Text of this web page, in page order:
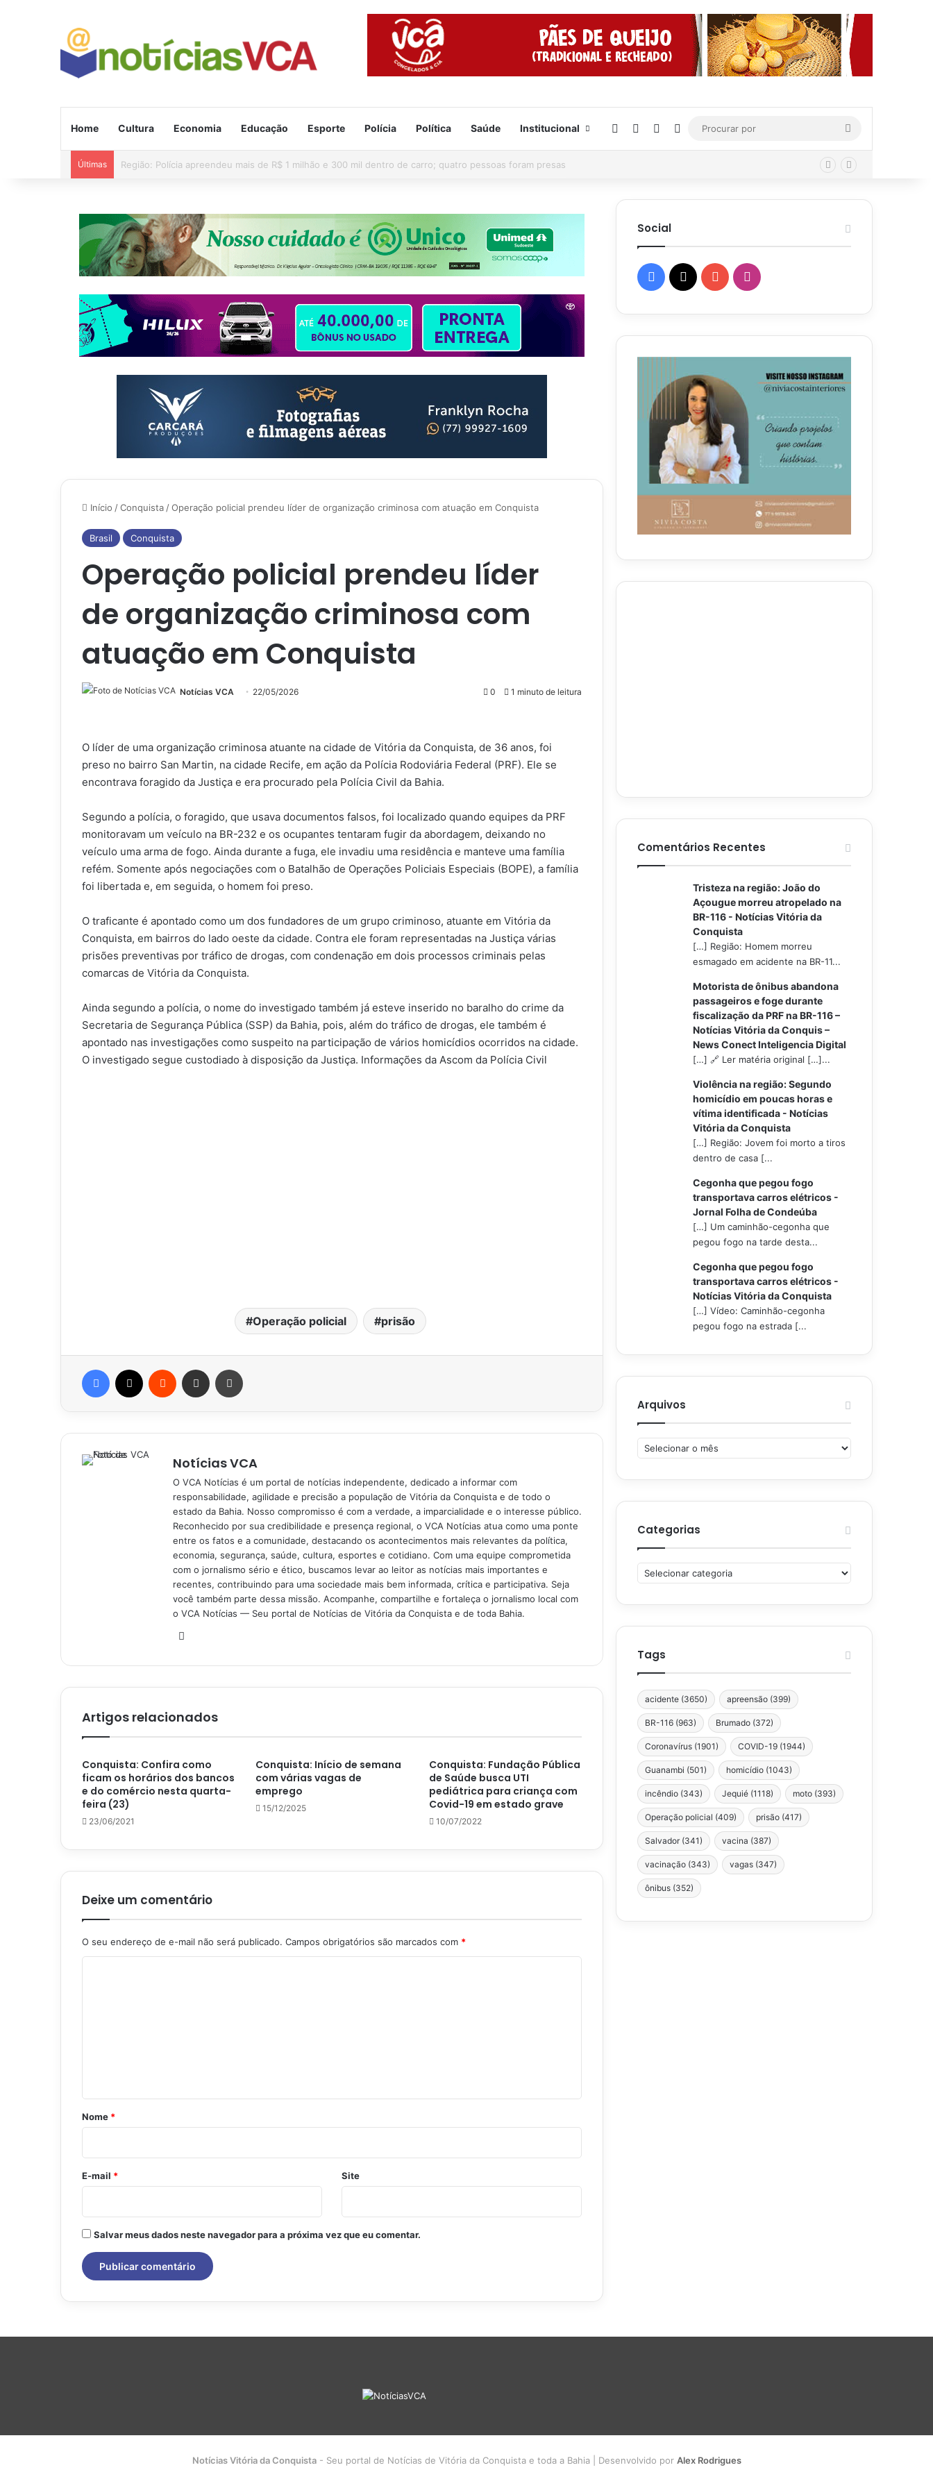
Home Cultura Economia Educação Esporte Polícia Política Saúde Institucional Facebook YouTubeInstagram
Procurar
por
Últimas Alerta de vendaval para 11 estados e ciclone já está formado
Início /Conquista /Operação policial prendeu líder de organização criminosa com atuação em Conquista
Brasil Conquista
Operação policial prendeu líder
de organização criminosa com
atuação em Conquista
Notícias VCA 22/05/2026 0 1 minuto de leitura
O líder de uma organização criminosa atuante na cidade de Vitória da Conquista, de 36 anos, foi
preso no bairro San Martin, na cidade Recife, em ação da Polícia Rodoviária Federal (PRF). Ele se
encontrava foragido da Justiça e era procurado pela Polícia Civil da Bahia.
Segundo a polícia, o foragido, que usava documentos falsos, foi localizado quando equipes da PRF
monitoravam um veículo na BR-232 e os ocupantes tentaram fugir da abordagem, deixando no
veículo uma arma de fogo. Ainda durante a fuga, ele invadiu uma residência e manteve uma família
refém. Somente após negociações com o Batalhão de Operações Policiais Especiais (BOPE), a família
foi libertada e, em seguida, o homem foi preso.
O traficante é apontado como um dos fundadores de um grupo criminoso, atuante em Vitória da
Conquista, em bairros do lado oeste da cidade. Contra ele foram representadas na Justiça várias
prisões preventivas por tráfico de drogas, com condenação em dois processos criminais pelas
comarcas de Vitória da Conquista.
Ainda segundo a polícia, o nome do investigado também já esteve inserido no baralho do crime da
Secretaria de Segurança Pública (SSP) da Bahia, pois, além do tráfico de drogas, ele também é
apontado nas investigações como suspeito na participação de vários homicídios ocorridos na cidade.
O investigado segue custodiado à disposição da Justiça. Informações da Ascom da Polícia Civil
Operação policial prisão
Facebook Reddit Compartilhar via e-mail
Notícias VCA
O VCA Notícias é um portal de notícias independente, dedicado a informar com
responsabilidade, agilidade e precisão a população de Vitória da Conquista e de todo o
estado da Bahia. Nosso compromisso é com a verdade, a imparcialidade e o interesse público.
Reconhecido por sua credibilidade e presença regional, o VCA Notícias atua como uma ponte
entre os fatos e a comunidade, destacando os acontecimentos mais relevantes da política,
economia, segurança, saúde, cultura, esportes e cotidiano. Com uma equipe comprometida
com o jornalismo sério e ético, buscamos levar ao leitor as notícias mais importantes e
recentes, contribuindo para uma sociedade mais bem informada, crítica e participativa. Seja
você também parte dessa missão. Acompanhe, compartilhe e fortaleça o jornalismo local com
o VCA Notícias — Seu portal de Notícias de Vitória da Conquista e de toda Bahia.
Artigos relacionados
Conquista: Confira como
ficam os horários dos bancos
e do comércio nesta quarta-
feira (23)
23/06/2021
Conquista: Início de semana
com várias vagas de
emprego
15/12/2025
Conquista: Fundação Pública
de Saúde busca UTI
pediátrica para criança com
Covid-19 em estado grave
10/07/2022
Deixe um comentário
O seu endereço de e-mail não será publicado. Campos obrigatórios são marcados com *
r
o
*
Nome *
E-mail * Site
Salvar meus dados neste navegador para a próxima vez que eu comentar.
Social
Facebook
X YouTubeInstagram
Comentários Recentes
Tristeza na região: João do
Açougue morreu atropelado na
BR-116 - Notícias Vitória da
Conquista
[…] Região: Homem morreu
esmagado em acidente na BR-11...
Motorista de ônibus abandona
passageiros e foge durante
fiscalização da PRF na BR-116 –
Notícias Vitória da Conquis –
News Conect Inteligencia Digital
[…] 🔗 Ler matéria original […]...
Violência na região: Segundo
homicídio em poucas horas e
vítima identificada - Notícias
Vitória da Conquista
[…] Região: Jovem foi morto a tiros
dentro de casa [...
Cegonha que pegou fogo
transportava carros elétricos -
Jornal Folha de Condeúba
[…] Um caminhão-cegonha que
pegou fogo na tarde desta...
Cegonha que pegou fogo
transportava carros elétricos -
Notícias Vitória da Conquista
[…] Vídeo: Caminhão-cegonha
pegou fogo na estrada [...
Arquivos
Arquivos
Categorias
Categorias
Tags
acidente (3650) apreensão (399)
BR-116 (963) Brumado (372)
Coronavírus (1901) COVID-19 (1944)
Guanambi (501) homicídio (1043)
incêndio (343) Jequié (1118) moto (393)
Operação policial (409) prisão (417)
Salvador (341) vacina (387)
vacinação (343) vagas (347)
ônibus (352)
Notícias Vitória da Conquista- Seu portal de Notícias de Vitória da Conquista e toda a Bahia | Desenvolvido por Alex Rodrigues